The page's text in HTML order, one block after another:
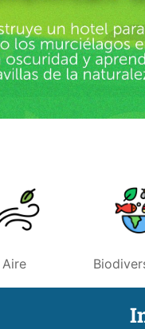
Aire